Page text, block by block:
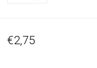
€2,75